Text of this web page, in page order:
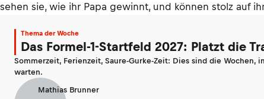
sehen sie, wie ihr Papa gewinnt, und können stolz auf
Thema der Woche
Das Formel-1-Startfeld 2027: Platzt die
Sommerzeit, Ferienzeit, Saure-Gurke-Zeit: Dies sind die
warten.
Mathias Brunner